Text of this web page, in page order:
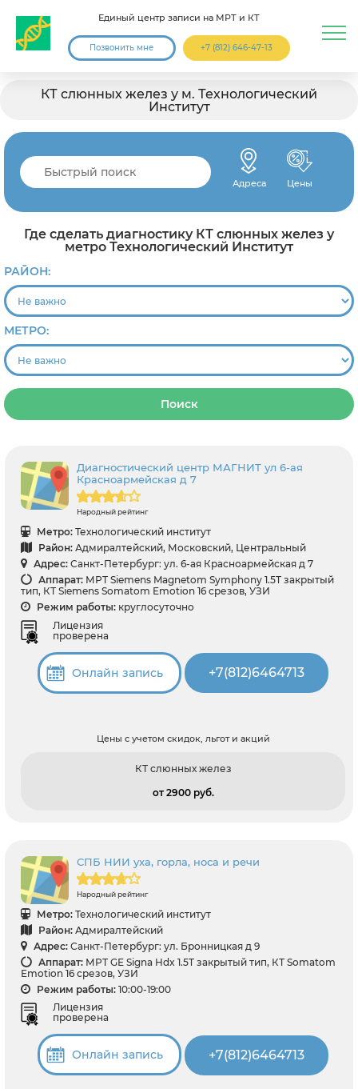
Единый центр записи на МРТ и КТ
Позвонить мне +7 (812) 646-47-13
КТ слюнных желез у м. Технологический
Институт
Адреса Цены
Где сделать диагностику КТ слюнных желез у
метро Технологический Институт
РАЙОН:
МЕТРО:
Поиск
Диагностический центр МАГНИТ ул 6-ая
Красноармейская д 7
Народный рейтинг
Метро: Технологический институт
Район: Адмиралтейский, Московский, Центральный
Адрес: Санкт-Петербург: ул. 6-ая Красноармейская д 7
Аппарат: МРТ Siemens Magnetom Symphony 1.5T закрытый
тип, КТ Siemens Somatom Emotion 16 срезов, УЗИ
Режим работы: круглосуточно
Лицензия
проверена
Онлайн запись +7(812)6464713
Цены с учетом скидок, льгот и акций
КТ слюнных желез
от 2900 pуб.
СПБ НИИ уха, горла, носа и речи
Народный рейтинг
Метро: Технологический институт
Район: Адмиралтейский
Адрес: Санкт-Петербург: ул. Бронницкая д 9
Аппарат: МРТ GЕ Signa Hdx 1.5T закрытый тип, КТ Somatom
Emotion 16 срезов, УЗИ
Режим работы: 10:00-19:00
Лицензия
проверена
Онлайн запись +7(812)6464713